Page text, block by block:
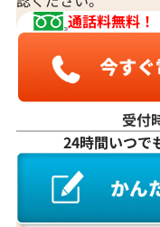
通話料無料！
受付
24時間いつで